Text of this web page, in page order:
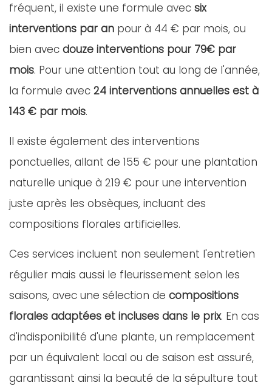
fréquent, il existe une formule avec six
interventions par an pour à 44 € par mois, ou
bien avec douze interventions pour 79€ par
mois. Pour une attention tout au long de l'année,
la formule avec 24 interventions annuelles est à
143 € par mois.
Il existe également des interventions
ponctuelles, allant de 155 € pour une plantation
naturelle unique à 219 € pour une intervention
juste après les obsèques, incluant des
compositions florales artificielles.
Ces services incluent non seulement l'entretien
régulier mais aussi le fleurissement selon les
saisons, avec une sélection de compositions
florales adaptées et incluses dans le prix. En cas
d'indisponibilité d'une plante, un remplacement
par un équivalent local ou de saison est assuré,
garantissant ainsi la beauté de la sépulture tout